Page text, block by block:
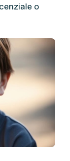
o